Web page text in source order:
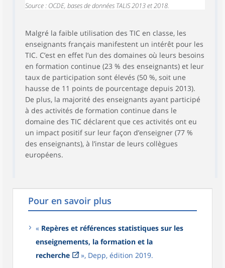
Source : OCDE, bases de données TALIS 2013 et 2018.
Malgré la faible utilisation des TIC en classe, les
enseignants français manifestent un intérêt pour les
TIC. C’est en effet l’un des domaines où leurs besoins
en formation continue (23 % des enseignants) et leur
taux de participation sont élevés (50 %, soit une
hausse de 11 points de pourcentage depuis 2013).
De plus, la majorité des enseignants ayant participé
à des activités de formation continue dans le
domaine des TIC déclarent que ces activités ont eu
un impact positif sur leur façon d’enseigner (77 %
des enseignants), à l’instar de leurs collègues
européens.
Pour en savoir plus
« Repères et références statistiques sur les
enseignements, la formation et la
recherche
», Depp, édition 2019.